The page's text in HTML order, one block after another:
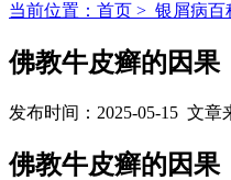
当前位置：首页 > 银屑病百
佛教牛皮癣的因果
发布时间：2025-05-15 文章
佛教牛皮癣的因果